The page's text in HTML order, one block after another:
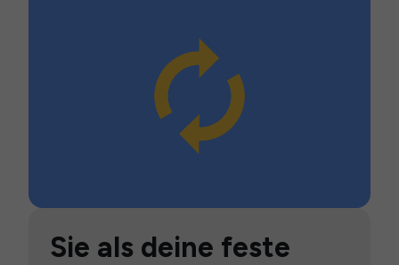
Sie als deine feste